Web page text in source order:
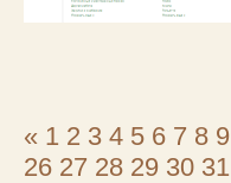
« 1 2 3 4 5 6 7 8 9
26 27 28 29 30 31